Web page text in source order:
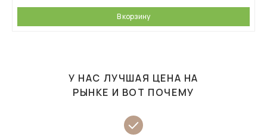
В корзину
У НАС ЛУЧШАЯ ЦЕНА НА
РЫНКЕ И ВОТ ПОЧЕМУ